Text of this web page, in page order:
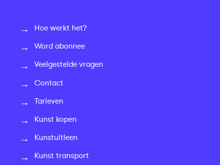
Hoe werkt het?
Word abonnee
Veelgestelde vragen
Contact
Tarieven
Kunst kopen
Kunstuitleen
Kunst transport